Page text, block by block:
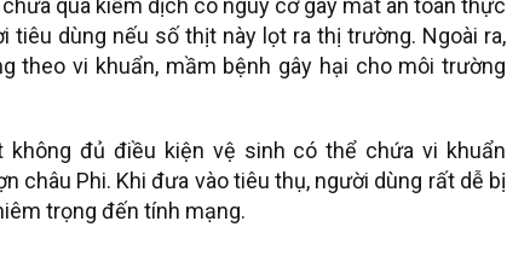
dùng nếu số thịt này lọt ra thị trường. Ngoài ra,
theo vi khuẩn, mầm bệnh gây hại cho môi trường
đủ điều kiện vệ sinh có thể chứa vi khuẩn
châu Phi. Khi đưa vào tiêu thụ, người dùng rất dễ bị
trọng đến tính mạng.